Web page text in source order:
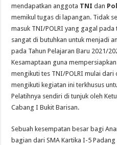
mendapatkan anggota TNI dan
memikul tugas di lapangan. Tidak
masuk TNI/POLRI yang gagal pada
sangat di butuhkan untuk menjadi
pada Tahun Pelajaran Baru 2021/
Kesamaptaan guna
mengikuti tes TNI/POLRI mulai dari
mengikuti kegiatan ini terkhusus
Pelatihnya sendiri di tunjuk oleh
Cabang I Bukit Barisan.
Sebuah kesempatan besar bagi
bagian dari SMA Kartika I-5